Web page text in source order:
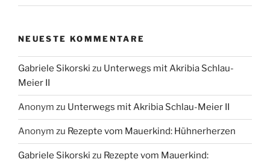
NEUESTE KOMMENTARE
Gabriele Sikorski zu Unterwegs mit Akribia Schlau-
Meier II
Anonym zu Unterwegs mit Akribia Schlau-Meier II
Anonym zu Rezepte vom Mauerkind: Hühnerherzen
Gabriele Sikorski zu Rezepte vom Mauerkind: